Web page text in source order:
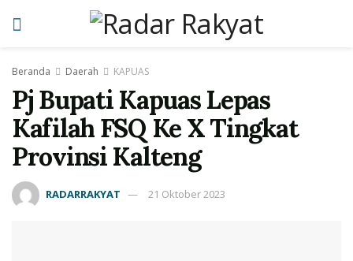
Beranda Daerah KAPUAS
Pj Bupati Kapuas Lepas
Kafilah FSQ Ke X Tingkat
Provinsi Kalteng
RADARRAKYAT 21 Oktober 2023